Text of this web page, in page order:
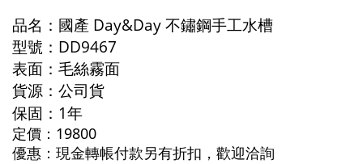
品名： 國產 Day&Day 不鏽鋼手工水槽
型號：DD9467
表面：毛絲霧面
貨源：公司貨
保固：1年
定價：19800
優惠： 現金轉帳付款另有折扣，歡迎洽詢